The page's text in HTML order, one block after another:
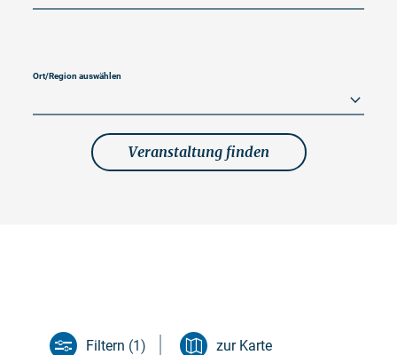
Ort/Region auswählen
Veranstaltung finden
Filtern (1) zur Karte